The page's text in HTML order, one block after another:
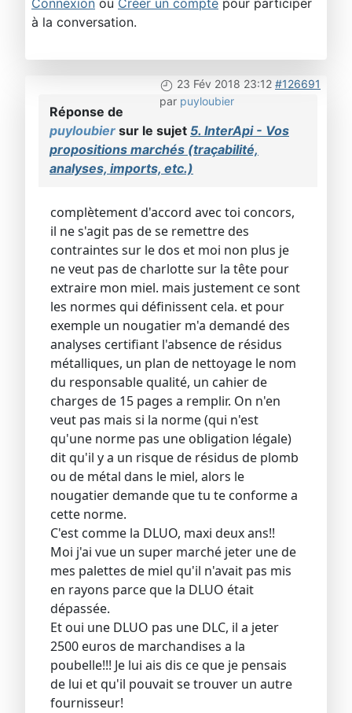
Connexion ou Créer un compte pour participer
à la conversation.
23 Fév 2018 23:12 #126691
par puyloubier
Réponse de
puyloubier sur le sujet 5. InterApi - Vos
propositions marchés (traçabilité,
analyses, imports, etc.)
complètement d'accord avec toi concors,
il ne s'agit pas de se remettre des
contraintes sur le dos et moi non plus je
ne veut pas de charlotte sur la tête pour
extraire mon miel. mais justement ce sont
les normes qui définissent cela. et pour
exemple un nougatier m'a demandé des
analyses certifiant l'absence de résidus
métalliques, un plan de nettoyage le nom
du responsable qualité, un cahier de
charges de 15 pages a remplir. On n'en
veut pas mais si la norme (qui n'est
qu'une norme pas une obligation légale)
dit qu'il y a un risque de résidus de plomb
ou de métal dans le miel, alors le
nougatier demande que tu te conforme a
cette norme.
C'est comme la DLUO, maxi deux ans!!
Moi j'ai vue un super marché jeter une de
mes palettes de miel qu'il n'avait pas mis
en rayons parce que la DLUO était
dépassée.
Et oui une DLUO pas une DLC, il a jeter
2500 euros de marchandises a la
poubelle!!! Je lui ais dis ce que je pensais
de lui et qu'il pouvait se trouver un autre
fournisseur!